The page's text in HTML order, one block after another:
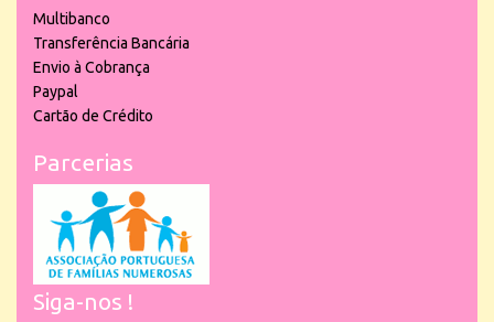
Multibanco
Transferência Bancária
Envio à Cobrança
Paypal
Cartão de Crédito
Parcerias
Siga-nos !